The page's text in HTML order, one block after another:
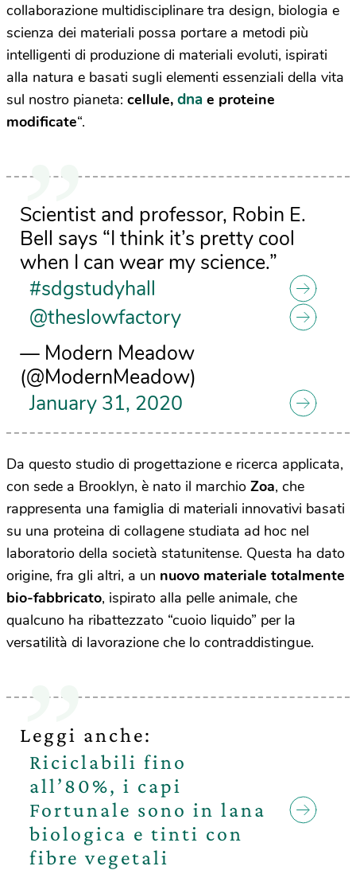
collaborazione multidisciplinare tra design, biologia e
scienza dei materiali possa portare a metodi più
intelligenti di produzione di materiali evoluti, ispirati
alla natura e basati sugli elementi essenziali della vita
sul nostro pianeta: cellule, dna e proteine
modificate“.
Scientist and professor, Robin E.
Bell says “I think it’s pretty cool
when I can wear my science.”
#sdgstudyhall
@theslowfactory
— Modern Meadow
(@ModernMeadow)
January 31, 2020
Da questo studio di progettazione e ricerca applicata,
con sede a Brooklyn, è nato il marchio Zoa, che
rappresenta una famiglia di materiali innovativi basati
su una proteina di collagene studiata ad hoc nel
laboratorio della società statunitense. Questa ha dato
origine, fra gli altri, a un nuovo materiale totalmente
bio-fabbricato, ispirato alla pelle animale, che
qualcuno ha ribattezzato “cuoio liquido” per la
versatilità di lavorazione che lo contraddistingue.
Leggi anche:
Riciclabili fino
all’80%, i capi
Fortunale sono in lana
biologica e tinti con
fibre vegetali